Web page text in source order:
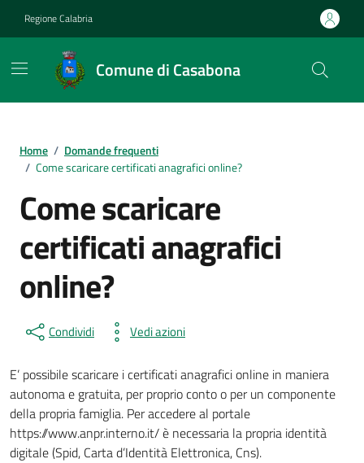
Regione Calabria
Comune di Casabona
Home / Domande frequenti
/ Come scaricare certificati anagrafici online?
Come scaricare
certificati anagrafici
online?
Condividi Vedi azioni
E’ possibile scaricare i certificati anagrafici online in maniera
autonoma e gratuita, per proprio conto o per un componente
della propria famiglia. Per accedere al portale
https://www.anpr.interno.it/ è necessaria la propria identità
digitale (Spid, Carta d’Identità Elettronica, Cns).